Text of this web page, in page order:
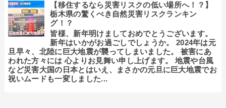
【移住するなら災害リスクの低い場所へ！？】
栃木県の驚くべき自然災害リスクランキン
グ！？
皆様、新年明けましておめでとうございます。
新年はいかがお過ごしでしょうか。 2024年は元
旦早々、北陸に巨大地震が襲ってしまいました。 被害にあ
われた方々には 心よりお見舞い申し上げます。 地震や台風
など災害大国の日本とはいえ、まさかの元旦に巨大地震でお
祝いムードも一変しました...